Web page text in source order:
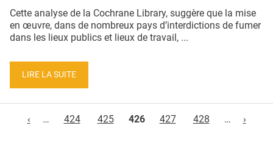
Cette analyse de la Cochrane Library, suggère que la mise
en œuvre, dans de nombreux pays d’interdictions de fumer
dans les lieux publics et lieux de travail, ...
LIRE LA SUITE
‹
… 424 425 426 427 428 … ›